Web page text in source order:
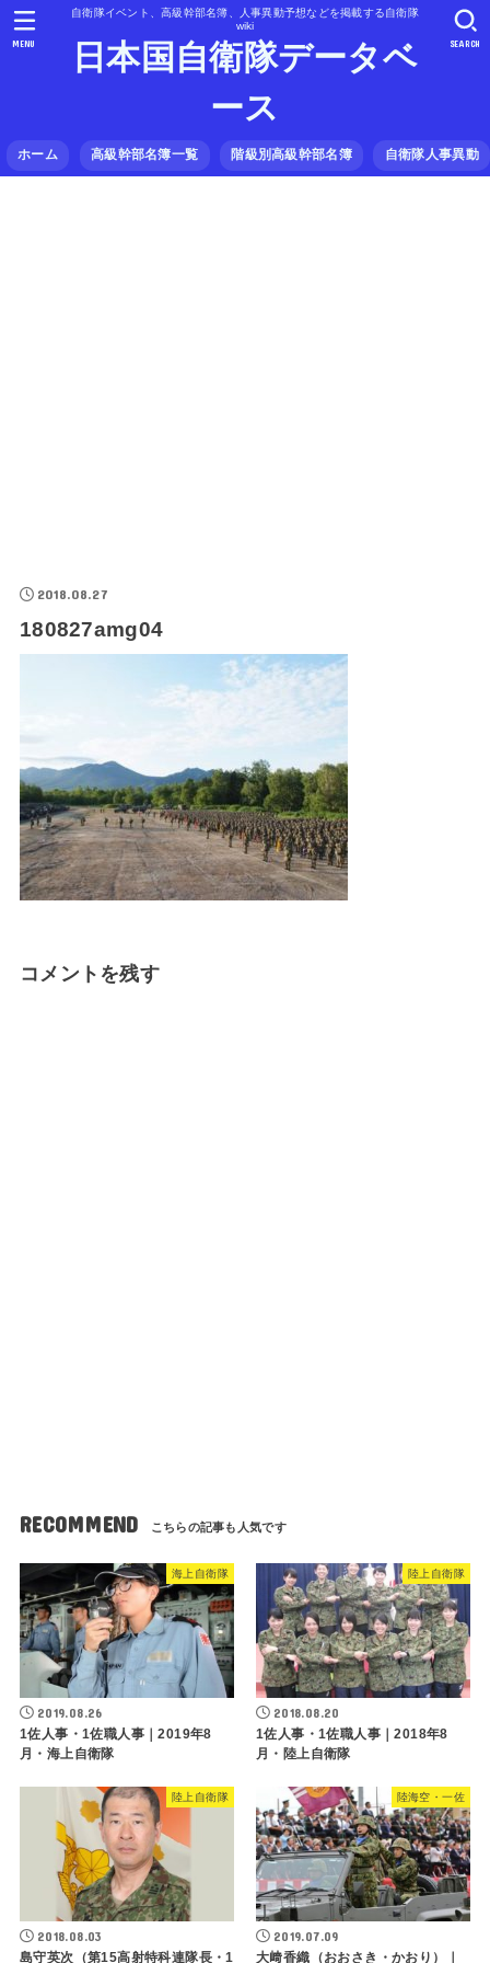
自衛隊イベント、高級幹部名簿、人事異動予想などを掲載する自衛隊
wiki
日本国自衛隊データベ
ース
ホーム 高級幹部名簿一覧 階級別高級幹部名簿 自衛隊人事異動
SEARCH
MENU
2018.08.27
180827amg04
コメントを残す
RECOMMEND
海上自衛隊
2019.08.26
1佐人事・1佐職人事｜2019年8
月・海上自衛隊
陸上自衛隊
2018.08.20
1佐人事・1佐職人事｜2018年8
月・陸上自衛隊
陸上自衛隊
2018.08.03
島守英次（第15高射特科連隊長・1
陸海空・一佐
2019.07.09
大﨑香織（おおさき・かおり）｜